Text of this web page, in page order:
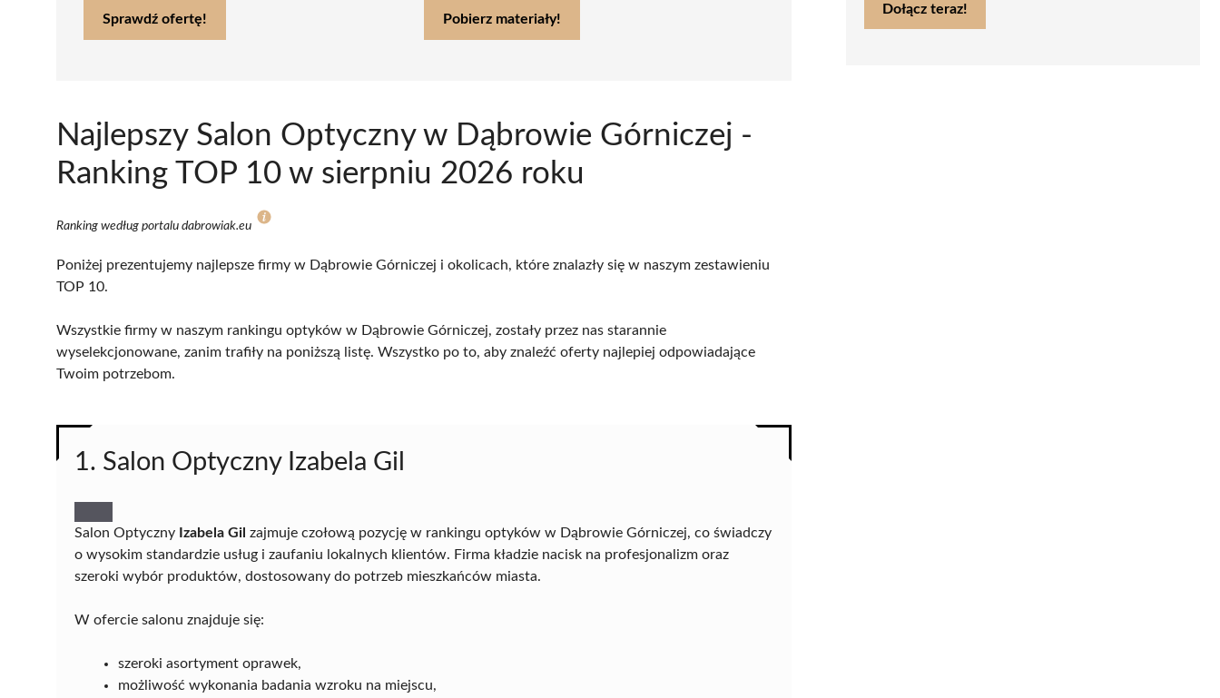
Sprawdź ofertę! Pobierz materiały!
Najlepszy Salon Optyczny w Dąbrowie Górniczej -
Ranking TOP 10 w sierpniu 2026 roku
Ranking według portalu dabrowiak.eu
Poniżej prezentujemy najlepsze firmy w Dąbrowie Górniczej i okolicach, które znalazły się w naszym zestawieniu
TOP 10.
Wszystkie firmy w naszym rankingu optyków w Dąbrowie Górniczej, zostały przez nas starannie
wyselekcjonowane, zanim trafiły na poniższą listę. Wszystko po to, aby znaleźć oferty najlepiej odpowiadające
Twoim potrzebom.
1. Salon Optyczny Izabela Gil
Salon Optyczny Izabela Gil zajmuje czołową pozycję w rankingu optyków w Dąbrowie Górniczej, co świadczy
o wysokim standardzie usług i zaufaniu lokalnych klientów. Firma kładzie nacisk na profesjonalizm oraz
szeroki wybór produktów, dostosowany do potrzeb mieszkańców miasta.
W ofercie salonu znajduje się:
szeroki asortyment oprawek,
możliwość wykonania badania wzroku na miejscu,
Dołącz teraz!